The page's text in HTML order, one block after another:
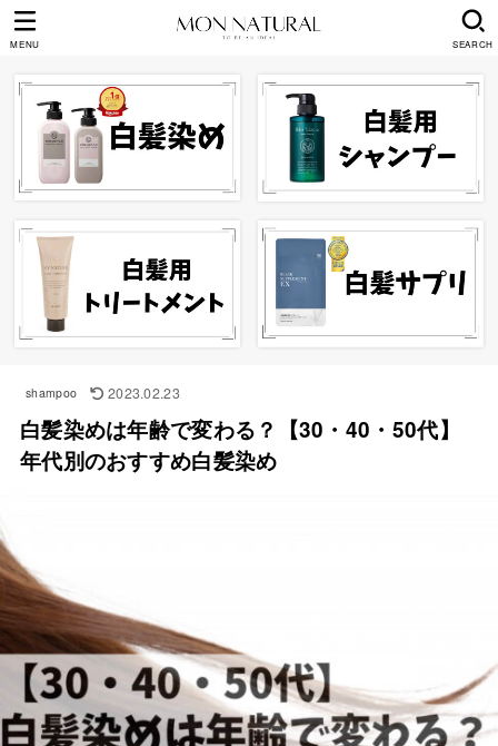
SEARCH
MENU
shampoo 2023.02.23
白髪染めは年齢で変わる？【30・40・50代】
年代別のおすすめ白髪染め